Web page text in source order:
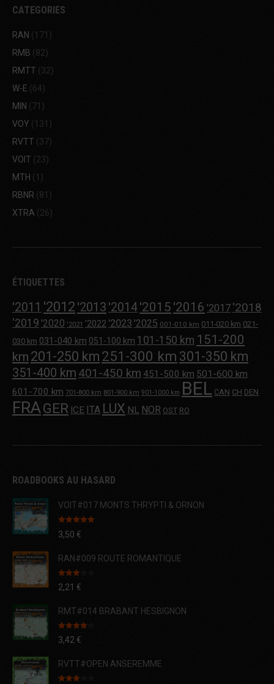
CATEGORIES
RAN (171)
RMB (82)
RMTT (32)
W-E (64)
MIN (71)
VOY (131)
RVTT (37)
VOIT (23)
MTH (1)
RBNR (81)
XTRA (26)
ÉTIQUETTES
'2011 '2012 '2013 '2014'2015 '2016 '2017 '2018
'2019 '2020 '2021 '2022 '2023 '2025 001-010 km 011-020 km 021-
030 km 031-040 km 051-100 km 101-150 km 151-200
km 201-250 km 251-300 km 301-350 km
351-400 km 401-450 km 451-500 km 501-600 km
601-700 km 701-800 km 801-900 km 901-1000 km BEL CAN CH DEN
FRAGER ICE ITA LUX NL NOR OST RO
ROADBOOKS AU HASARD
VOIT#017 MONTS THRYPTI & ORNON
Note 5.00
sur 5
3,50 €
RAN#009 ROUTE ROMANTIQUE
Note
3.00
2,21 €
RMT#014 BRABANT HESBIGNON
Note4.00
sur 5
3,42€
RVTT#OPEN ANSEREMME